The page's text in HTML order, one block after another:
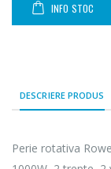
INFO STOC
DESCRIERE PRODUS
Perie rotativa